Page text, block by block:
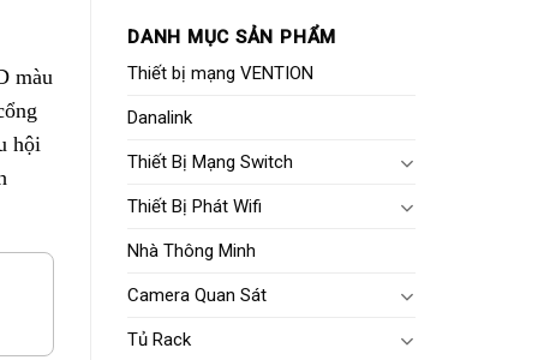
DANH MỤC SẢN PHẨM
Thiết bị mạng VENTION
Danalink
Thiết Bị Mạng Switch
Thiết Bị Phát Wifi
Nhà Thông Minh
Camera Quan Sát
Tủ Rack
màu
hội